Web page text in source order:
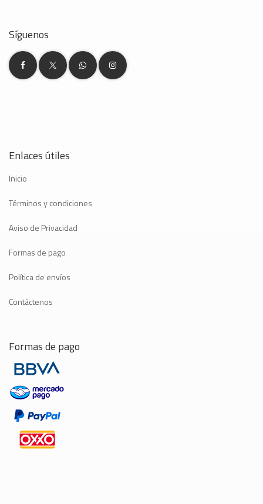
Síguenos
Enlaces útiles
Inicio
Términos y condiciones
Aviso de Privacidad
Formas de pago
Política de envíos
Contáctenos
Formas de pago